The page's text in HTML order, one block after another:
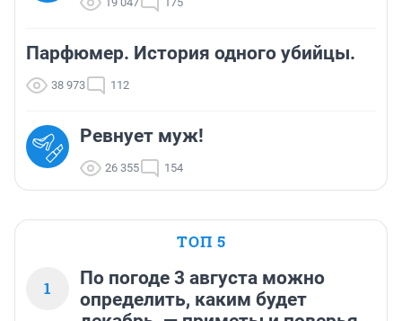
Парфюмер. История одного убийцы.
38 973 112
Ревнует муж!
26 355 154
ТОП 5
1
По погоде 3 августа можно
определить, каким будет